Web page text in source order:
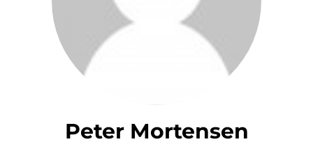
Peter Mortensen